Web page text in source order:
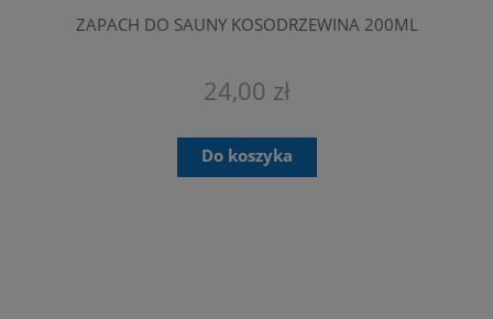
ZAPACH DO SAUNY KOSODRZEWINA 200ML
24,00 zł
Do koszyka